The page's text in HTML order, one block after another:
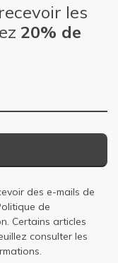
les
20% de
des e-mails de
de
. Certains articles
consulter les